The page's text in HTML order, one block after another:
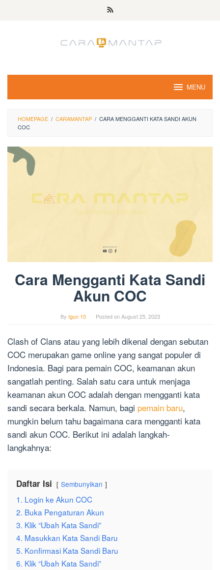
MENU
HOMEPAGE / CARAMANTAP / CARA MENGGANTI KATA SANDI AKUN
COC
Cara Mengganti Kata Sandi
Akun COC
By Igun 10 Posted onAugust 25, 2023
Clash of Clans atau yang lebih dikenal dengan sebutan
COC merupakan game online yang sangat populer di
Indonesia. Bagi para pemain COC, keamanan akun
sangatlah penting. Salah satu cara untuk menjaga
keamanan akun COC adalah dengan mengganti kata
sandi secara berkala. Namun, bagi pemain baru,
mungkin belum tahu bagaimana cara mengganti kata
sandi akun COC. Berikut ini adalah langkah-
langkahnya:
Daftar Isi Sembunyikan
1. Login ke Akun COC
2. Buka Pengaturan Akun
3. Klik “Ubah Kata Sandi”
4. Masukkan Kata Sandi Baru
5. Konfirmasi Kata Sandi Baru
6. Klik “Ubah Kata Sandi”